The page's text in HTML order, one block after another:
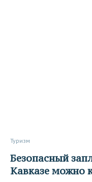
Туризм
Безопасный заплыв: где на Северном
Кавказе можно